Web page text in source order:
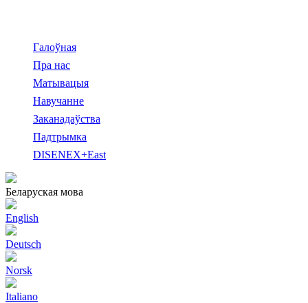
Галоўная
Пра нас
Матывацыя
Навучанне
Заканадаўства
Падтрымка
DISENEX+East
Беларуская мова
English
Deutsch
Norsk
Italiano